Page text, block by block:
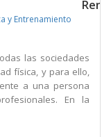
y Entrenamiento
las sociedades
física, y para ello,
a una persona
En la